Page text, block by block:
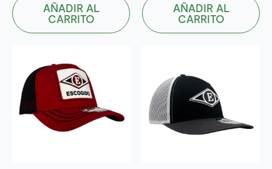
AÑADIR AL
CARRITO
AÑADIR AL
CARRITO